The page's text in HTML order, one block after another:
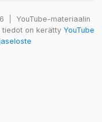
YouTube-materiaalin
tiedot on kerätty YouTube